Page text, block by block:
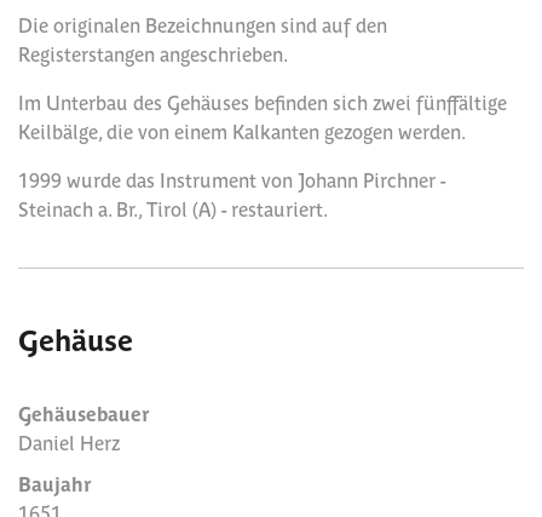
Die originalen Bezeichnungen sind auf den
Registerstangen angeschrieben.
Im Unterbau des Gehäuses befinden sich zwei fünffältige
Keilbälge, die von einem Kalkanten gezogen werden.
1999 wurde das Instrument von Johann Pirchner -
Steinach a. Br., Tirol (A) - restauriert.
Gehäuse
Gehäusebauer
Daniel Herz
Baujahr